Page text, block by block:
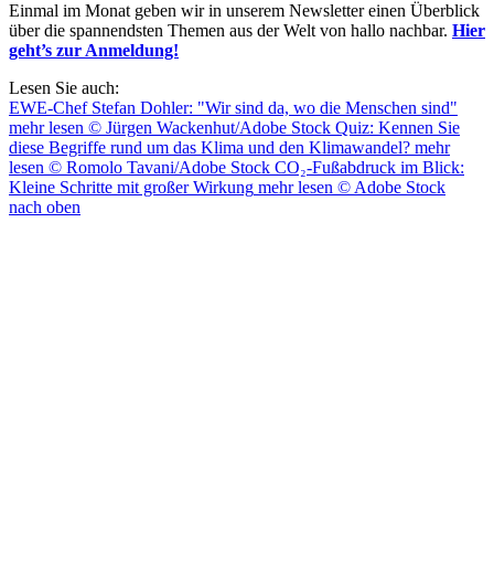
Einmal im Monat geben wir in unserem Newsletter einen Überblick
über die spannendsten Themen aus der Welt von hallo nachbar. Hier
geht’s zur Anmeldung!
Lesen Sie auch:
EWE-Chef Stefan Dohler: "Wir sind da, wo die Menschen sind"
mehr lesen © Jürgen Wackenhut/Adobe Stock Quiz: Kennen Sie
diese Begriffe rund um das Klima und den Klimawandel? mehr
lesen © Romolo Tavani/Adobe Stock CO₂-Fußabdruck im Blick:
Kleine Schritte mit großer Wirkung mehr lesen © Adobe Stock
nach oben